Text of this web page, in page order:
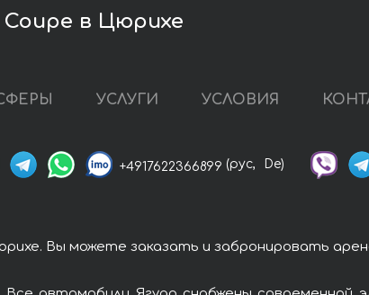
в Цюрихе
УСЛУГИ УСЛОВИЯ
+4917622366899 (рус, De)
Вы можете заказать и забронировать